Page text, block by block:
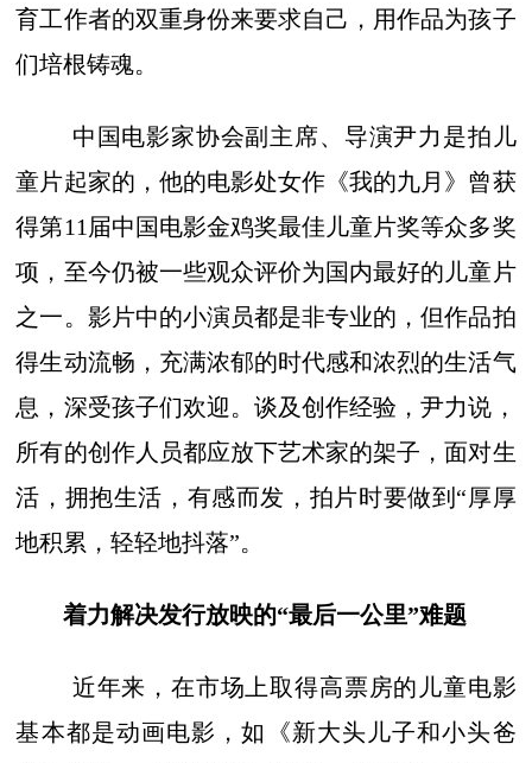
育工作者的双重身份来要求自己，用作品为孩子
们培根铸魂。
中国电影家协会副主席、导演尹力是拍儿
童片起家的，他的电影处女作《我的九月》曾获
得第11届中国电影金鸡奖最佳儿童片奖等众多奖
项，至今仍被一些观众评价为国内最好的儿童片
之一。影片中的小演员都是非专业的，但作品拍
得生动流畅，充满浓郁的时代感和浓烈的生活气
息，深受孩子们欢迎。谈及创作经验，尹力说，
所有的创作人员都应放下艺术家的架子，面对生
活，拥抱生活，有感而发，拍片时要做到“厚厚
地积累，轻轻地抖落”。
着力解决发行放映的“最后一公里”难题
近年来，在市场上取得高票房的儿童电影
基本都是动画电影，如《新大头儿子和小头爸